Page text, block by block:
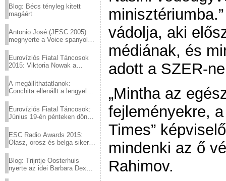
Blog: Bécs tényleg kitett
magáért
Antonio José (JESC 2005)
megnyerte a Voice spanyol
Eurovíziós Fiatal Táncosok
2015: Viktoria Nowak a
A megállíthatatlanok:
Conchita ellenállt a lengyel
Eurovíziós Fiatal Táncosok:
Június 19-én pénteken döntő
ESC Radio Awards 2015:
Olasz, orosz és belga siker,
Blog: Trijntje Oosterhuis
nyerte az idei Barbara Dex
vádolja, aki
médiának, és
adott a SZER-
„Mintha az
fejleményekre,
Times”
mindenki az ő
Rahimov.